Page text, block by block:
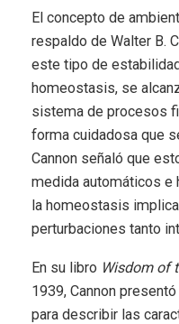
El concepto de
respaldo de Walter B.
este tipo de
homeostasis, se
sistema de procesos
forma cuidadosa que
Cannon señaló que
medida automáticos e
la homeostasis
perturbaciones tanto
En su libro Wisdom of
1939, Cannon
para describir las